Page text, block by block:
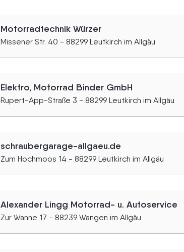
Motorradtechnik Würzer
Missener Str. 40 - 88299 Leutkirch im Allgäu
Elektro, Motorrad Binder GmbH
Rupert-App-Straße 3 - 88299 Leutkirch im Allgäu
schraubergarage-allgaeu.de
Zum Hochmoos 14 - 88299 Leutkirch im Allgäu
Alexander Lingg Motorrad- u. Autoservice
Zur Wanne 17 - 88239 Wangen im Allgäu